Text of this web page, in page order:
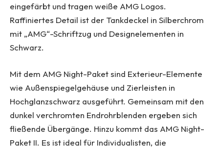
eingefärbt und tragen weiße AMG Logos.
Raffiniertes Detail ist der Tankdeckel in Silberchrom
mit „AMG“-Schriftzug und Designelementen in
Schwarz.
Mit dem AMG Night-Paket sind Exterieur-Elemente
wie Außenspiegelgehäuse und Zierleisten in
Hochglanzschwarz ausgeführt. Gemeinsam mit den
dunkel verchromten Endrohrblenden ergeben sich
fließende Übergänge. Hinzu kommt das AMG Night-
Paket II. Es ist ideal für Individualisten, die